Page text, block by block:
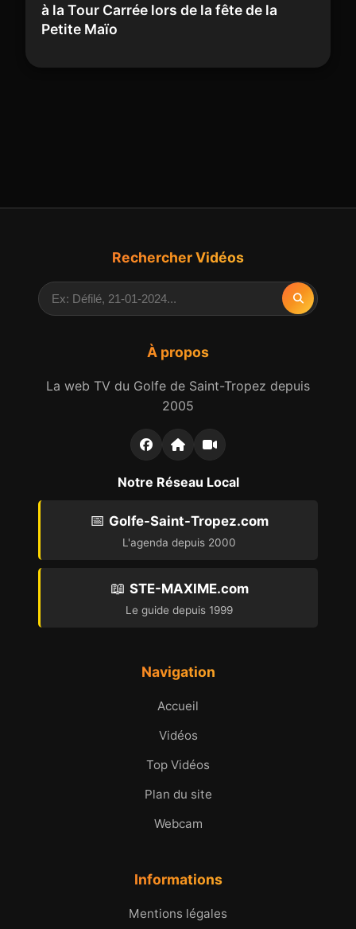
à la Tour Carrée lors de la fête de la
Petite Maïo
À propos
La web TV du Golfe de Saint-Tropez depuis
2005
Notre Réseau Local
📅 Golfe-Saint-Tropez.com
L'agenda depuis 2000
📖 STE-MAXIME.com
Le guide depuis 1999
Navigation
Accueil
Vidéos
Top Vidéos
Plan du site
Webcam
Informations
Mentions légales
Rechercher Vidéos